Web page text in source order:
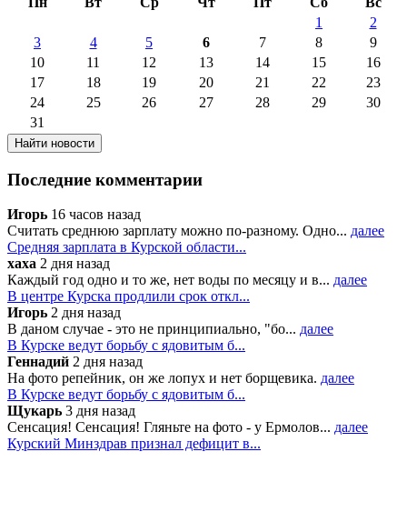
1
2
3
4 5 6 7 8
9
10
11 12 13 14 15
16
17
18 19 20 21 22
23
24
25 26 27 28 29
30
31
Последние комментарии
Игорь 16 часов назад
Считать среднюю зарплату можно по-разному. Одно... далее
Средняя зарплата в Курской области...
хаха 2 дня назад
Каждый год одно и то же, нет воды по месяцу и в... далее
В центре Курска продлили срок откл...
Игорь 2 дня назад
В даном случае - это не принципиально, "бо... далее
В Курске ведут борьбу с ядовитым б...
Геннадий 2 дня назад
На фото репейник, он же лопух и нет борщевика. далее
В Курске ведут борьбу с ядовитым б...
Щукарь 3 дня назад
Сенсация! Сенсация! Гляньте на фото - у Ермолов... далее
Курский Минздрав признал дефицит в...